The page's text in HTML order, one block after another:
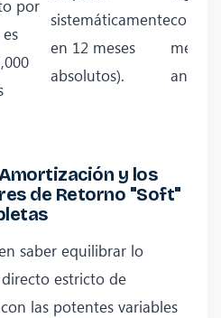
por
sistemáticamente
en 12 meses
absolutos).
y los
de Retorno "Soft"
saber equilibrar lo
estricto de
las potentes variables